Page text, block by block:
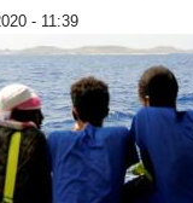
- 11:39